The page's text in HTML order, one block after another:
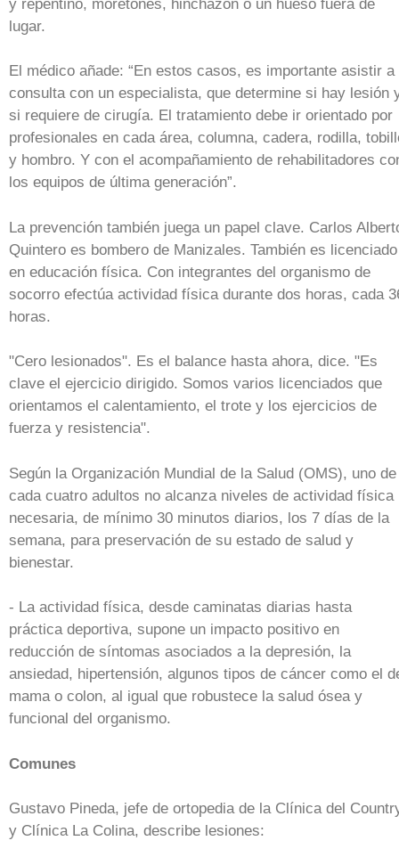
y repentino, moretones, hinchazón o un hueso fuera de
lugar.
El médico añade: “En estos casos, es importante asistir a
consulta con un especialista, que determine si hay lesión
si requiere de cirugía. El tratamiento debe ir orientado por
profesionales en cada área, columna, cadera, rodilla,
y hombro. Y con el acompañamiento de rehabilitadores
los equipos de última generación”.
La prevención también juega un papel clave. Carlos
Quintero es bombero de Manizales. También es licenciado
en educación física. Con integrantes del organismo de
socorro efectúa actividad física durante dos horas, cada
horas.
"Cero lesionados". Es el balance hasta ahora, dice. "Es
clave el ejercicio dirigido. Somos varios licenciados que
orientamos el calentamiento, el trote y los ejercicios de
fuerza y resistencia".
Según la Organización Mundial de la Salud (OMS), uno de
cada cuatro adultos no alcanza niveles de actividad física
necesaria, de mínimo 30 minutos diarios, los 7 días de la
semana, para preservación de su estado de salud y
bienestar.
- La actividad física, desde caminatas diarias hasta
práctica deportiva, supone un impacto positivo en
reducción de síntomas asociados a la depresión, la
ansiedad, hipertensión, algunos tipos de cáncer como el
mama o colon, al igual que robustece la salud ósea y
funcional del organismo.
Comunes
Gustavo Pineda, jefe de ortopedia de la Clínica del
y Clínica La Colina, describe lesiones: